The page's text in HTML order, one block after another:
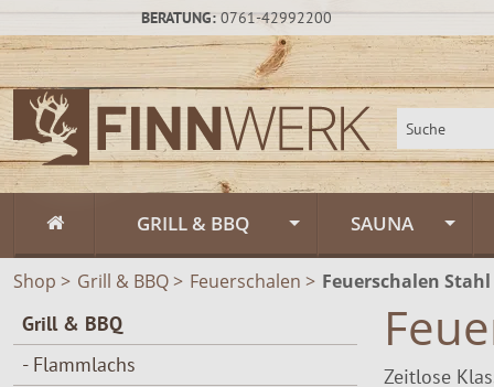
BERATUNG: 0761-42992200
GRILL & BBQ
Flammlachs
Feuerschalen
Feuerschalen
SAUNA
Fasssauna /
Gartensauna
Shop > Grill & BBQ> Feuerschalen > Feuerschalen Stahl
Grill & BBQ
- Flammlachs
Zeitlose